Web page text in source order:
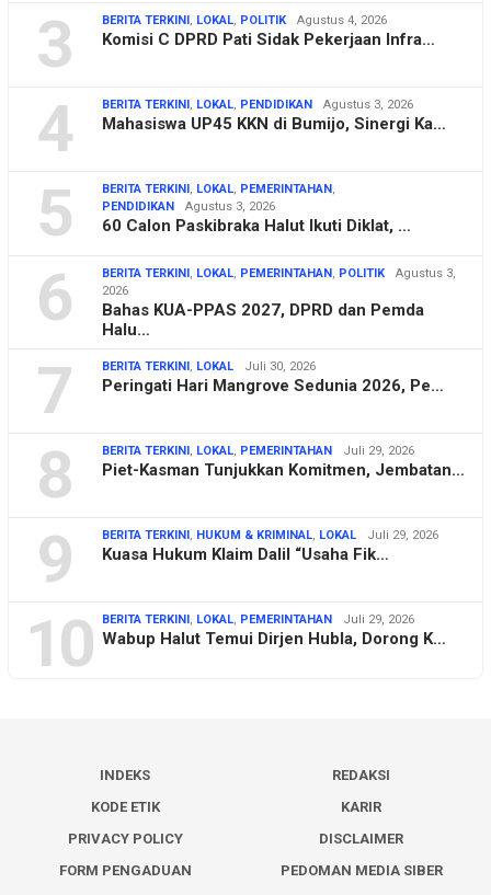
3 BERITA TERKINI, LOKAL, POLITIK Agustus 4, 2026
Komisi C DPRD Pati Sidak Pekerjaan Infra…
4 BERITA TERKINI, LOKAL, PENDIDIKAN Agustus 3, 2026
Mahasiswa UP45 KKN di Bumijo, Sinergi Ka…
5 BERITA TERKINI, LOKAL, PEMERINTAHAN,
PENDIDIKAN
Agustus 3, 2026
60 Calon Paskibraka Halut Ikuti Diklat, …
6 BERITA TERKINI, LOKAL, PEMERINTAHAN, POLITIK
Agustus 3,
2026
Bahas KUA-PPAS 2027, DPRD dan Pemda
Halu…
7 BERITA TERKINI, LOKAL Juli 30, 2026
Peringati Hari Mangrove Sedunia 2026, Pe…
8 BERITA TERKINI, LOKAL, PEMERINTAHAN Juli 29, 2026
Piet-Kasman Tunjukkan Komitmen, Jembatan…
9 BERITA TERKINI, HUKUM & KRIMINAL, LOKAL Juli 29, 2026
Kuasa Hukum Klaim Dalil “Usaha Fik…
10 BERITA TERKINI, LOKAL, PEMERINTAHAN Juli 29, 2026
Wabup Halut Temui Dirjen Hubla, Dorong K…
INDEKS
REDAKSI
KODE ETIK
KARIR
PRIVACY POLICY
DISCLAIMER
FORM PENGADUAN
PEDOMAN MEDIA SIBER